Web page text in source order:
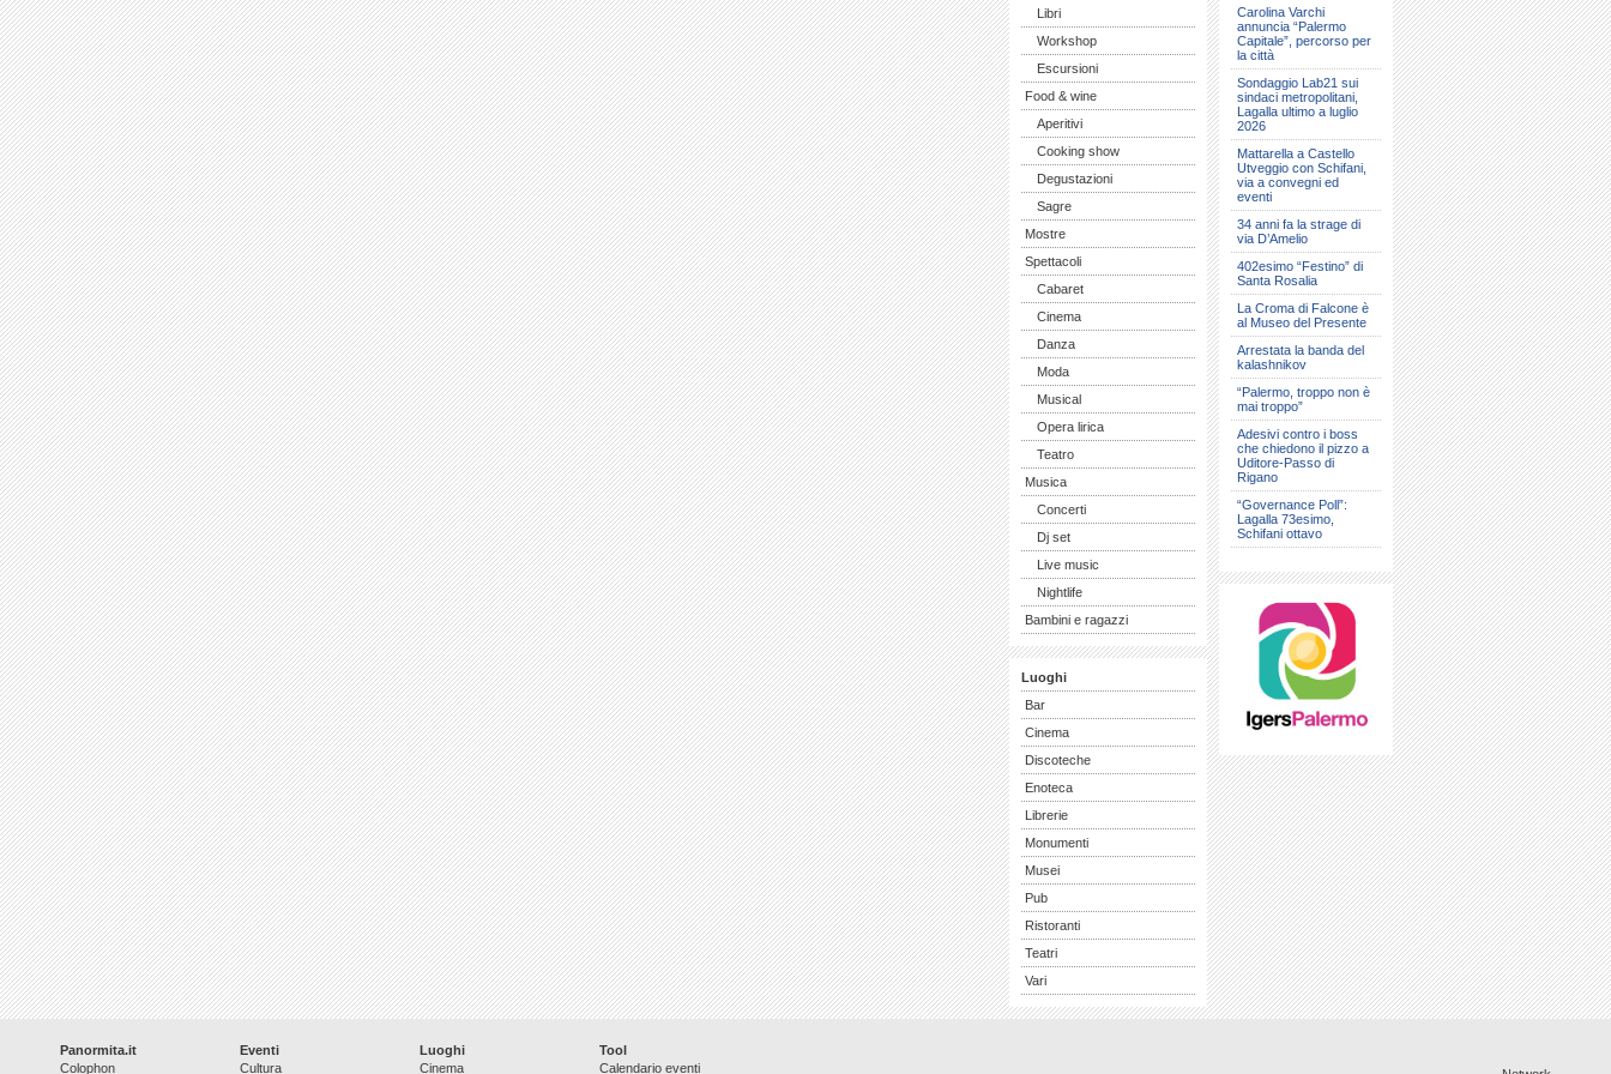
Libri
Workshop
Escursioni
Food & wine
Aperitivi
Cooking show
Degustazioni
Sagre
Mostre
Spettacoli
Cabaret
Cinema
Danza
Moda
Musical
Opera lirica
Teatro
Musica
Concerti
Dj set
Live music
Nightlife
Bambini e ragazzi
Luoghi
Bar
Cinema
Discoteche
Enoteca
Librerie
Monumenti
Musei
Pub
Ristoranti
Teatri
Vari
Carolina Varchi
annuncia “Palermo
Capitale”, percorso per
la città
Sondaggio Lab21 sui
sindaci metropolitani,
Lagalla ultimo a luglio
2026
Mattarella a Castello
Utveggio con Schifani,
via a convegni ed
eventi
34 anni fa la strage di
via D’Amelio
402esimo “Festino” di
Santa Rosalia
La Croma di Falcone è
al Museo del Presente
Arrestata la banda del
kalashnikov
“Palermo, troppo non è
mai troppo”
Adesivi contro i boss
che chiedono il pizzo a
Uditore-Passo di
Rigano
“Governance Poll”:
Lagalla 73esimo,
Schifani ottavo
Panormita.it
Colophon
Eventi
Cultura
Luoghi
Cinema
Tool
Calendario eventi